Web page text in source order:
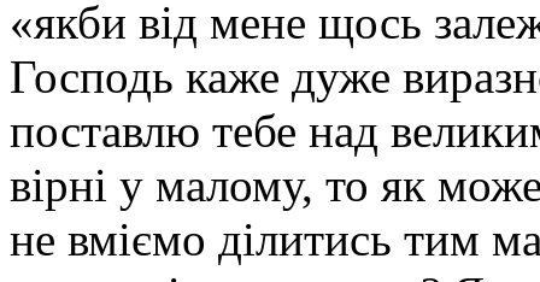
«якби від мене щось
Господь каже дуже
поставлю тебе над
вірні у малому, то як
не вміємо ділитись тим